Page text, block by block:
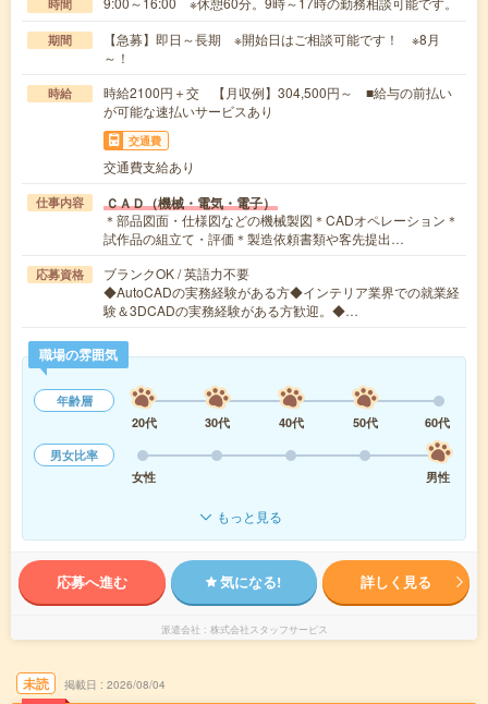
時間
期間
【急募】即日～長期 ※開始日はご相談可能です！ ※8月
～！
時給
時給2100円＋交 【月収例】304,500円～ ■給与の前払い
が可能な速払いサービスあり
交通費
交通費支給あり
仕事内容 ＣＡＤ（機械・電気・電子）
＊部品図面・仕様図などの機械製図＊CADオペレーション＊
試作品の組立て・評価＊製造依頼書類や客先提出…
応募資格
ブランクOK / 英語力不要
◆AutoCADの実務経験がある方◆インテリア業界での就業経
験＆3DCADの実務経験がある方歓迎。◆…
職場の雰囲気
年齢層
20代
30代 40代 50代
60代
男女比率
女性
男性
もっと見る
応募へ進む 気になる! 詳しく見る
派遣会社 株式会社スタッフサービス
未読 掲載日 2026/08/04